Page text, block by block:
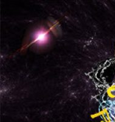
contenu